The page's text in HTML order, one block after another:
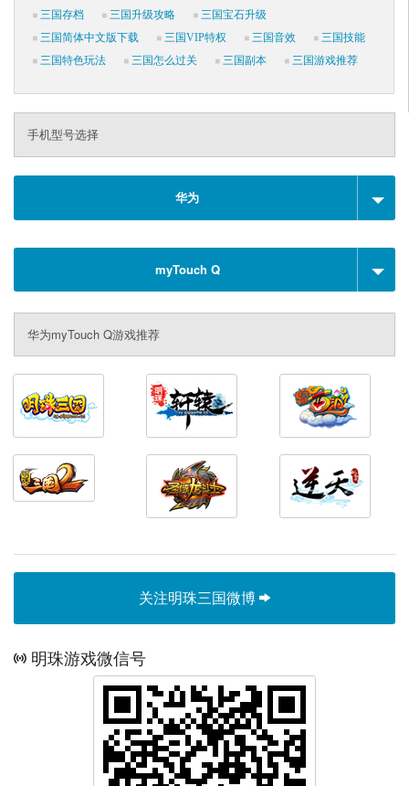
三国存档
三国升级攻略
三国宝石升级
三国简体中文版下载
三国VIP特权 三国音效
三国技能
三国特色玩法
三国怎么过关 三国副本 三国游戏推荐
手机型号选择
华为
myTouch Q
华为myTouch Q游戏推荐
关注明珠三国微博
明珠游戏微信号